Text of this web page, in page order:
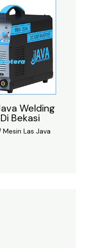
Welding
Bekasi
Mesin Las Java